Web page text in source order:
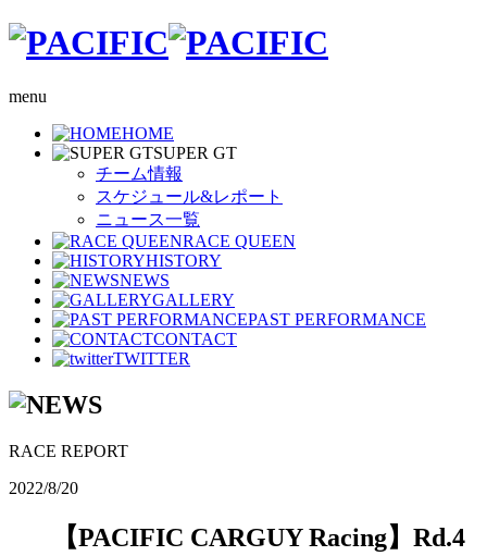
menu
HOME
SUPER GT
チーム情報
スケジュール&レポート
ニュース一覧
RACE QUEEN
HISTORY
NEWS
GALLERY
PAST PERFORMANCE
CONTACT
TWITTER
RACE REPORT
2022/8/20
【PACIFIC CARGUY Racing】Rd.4